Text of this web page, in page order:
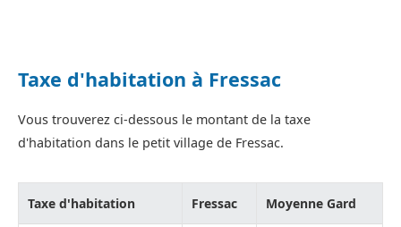
Taxe d'habitation à Fressac
Vous trouverez ci-dessous le montant de la taxe
d'habitation dans le petit village de Fressac.
Taxe d'habitation Fressac Moyenne Gard